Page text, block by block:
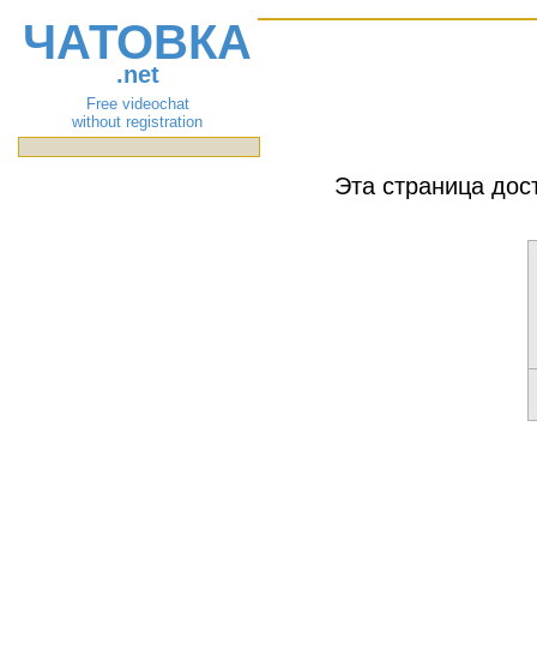
ЧАТОВКА
.net
Free videochat
without registration
Эта страница